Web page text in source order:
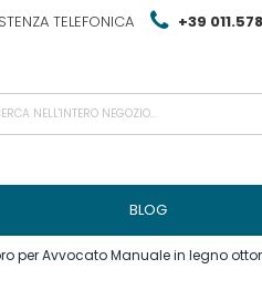
TELEFONICA +39
BLOG
per Avvocato Manuale in legno